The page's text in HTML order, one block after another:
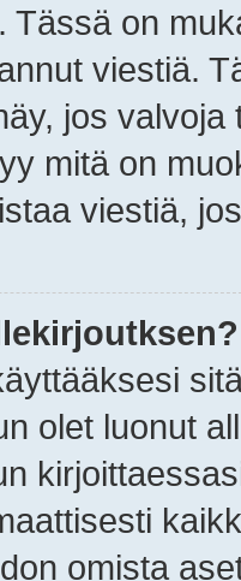
Tässä on
viestiä.
jos
mitä on
viestiä,
olet luonut
omista